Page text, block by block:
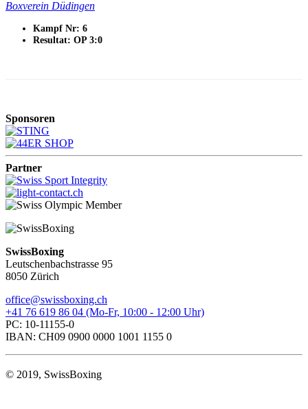
Boxverein Düdingen
Kampf Nr: 6
Resultat: OP 3:0
Sponsoren
Partner
SwissBoxing
Leutschenbachstrasse 95
8050 Zürich
office@swissboxing.ch
+41 76 619 86 04 (Mo-Fr, 10:00 - 12:00 Uhr)
PC: 10-11155-0
IBAN: CH09 0900 0000 1001 1155 0
© 2019, SwissBoxing